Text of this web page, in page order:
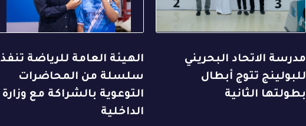
مدرسة الاتحاد البحريني
للبولينج تتوج أبطال
بطولتها الثانية
الهيئة العامة للرياضة تنفذ
سلسلة من المحاضرات
التوعوية بالشراكة مع وزارة
الداخلية